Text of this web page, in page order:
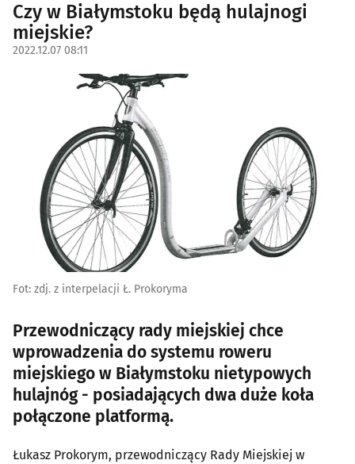
Czy w Białymstoku będą hulajnogi
miejskie?
2022.12.07 08:11
Fot: zdj. z interpelacji Ł. Prokoryma
Przewodniczący rady miejskiej chce
wprowadzenia do systemu roweru
miejskiego w Białymstoku nietypowych
hulajnóg - posiadających dwa duże koła
połączone platformą.
Łukasz Prokorym, przewodniczący Rady Miejskiej w